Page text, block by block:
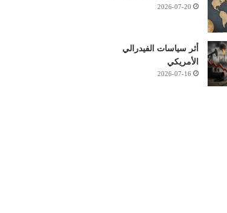
2026-07-20
أثر سياسات الفيدرالي
الأمريكي
2026-07-16